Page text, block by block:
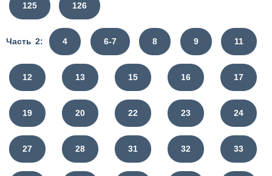
125 126
Часть 2: 4 6-7 8 9 11
12 13 15 16 17
19 20 22 23 24
27 28 31 32 33